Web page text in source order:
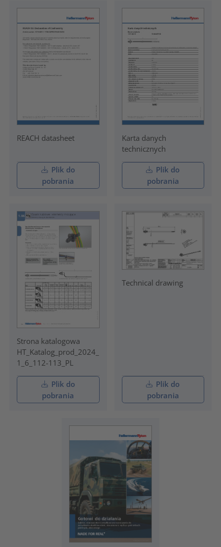
REACH datasheet
Plik do
pobrania
Karta danych
technicznych
Plik do
pobrania
Strona katalogowa
HT_Katalog_prod_2024_
1_6_112-113_PL
Plik do
pobrania
Technical drawing
Plik do
pobrania